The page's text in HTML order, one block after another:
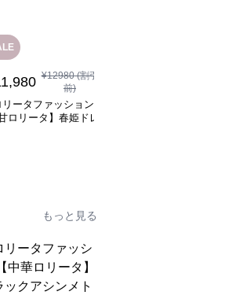
¥12980(割引
前)
リータファッション
甘ロリータ】春姫ドレ
もっと見る